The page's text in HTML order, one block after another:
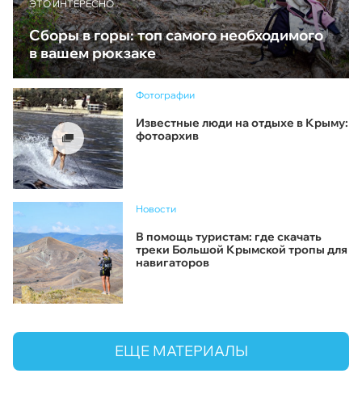
ЭТО ИНТЕРЕСНО
Сборы в горы: топ самого необходимого
в вашем рюкзаке
Фотографии
Известные люди на отдыхе в Крыму:
фотоархив
Новости
В помощь туристам: где скачать
треки Большой Крымской тропы для
навигаторов
ЕЩЕ МАТЕРИАЛЫ